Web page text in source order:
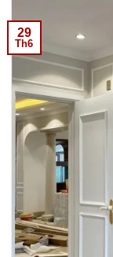
29
Th6